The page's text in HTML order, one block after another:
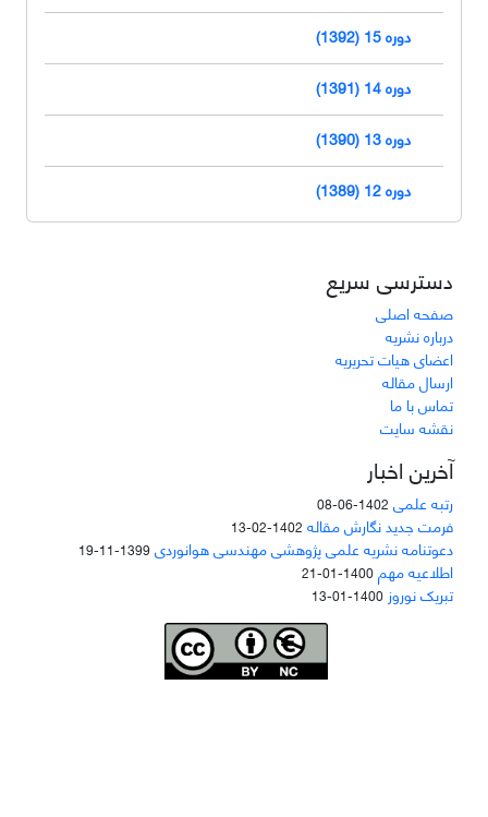
دوره 15 (1392)
دوره 14 (1391)
دوره 13 (1390)
دوره 12 (1389)
دسترسی سریع
صفحه اصلی
درباره نشریه
اعضای هیات تحریریه
ارسال مقاله
تماس با ما
نقشه سایت
آخرین اخبار
رتبه علمی 1402-06-08
فرمت جدید نگارش مقاله 1402-02-13
دعوتنامه نشریه علمی پژوهشی مهندسی هوانوردی1399-11-19
اطلاعیه مهم1400-01-21
تبریک نوروز 1400-01-13